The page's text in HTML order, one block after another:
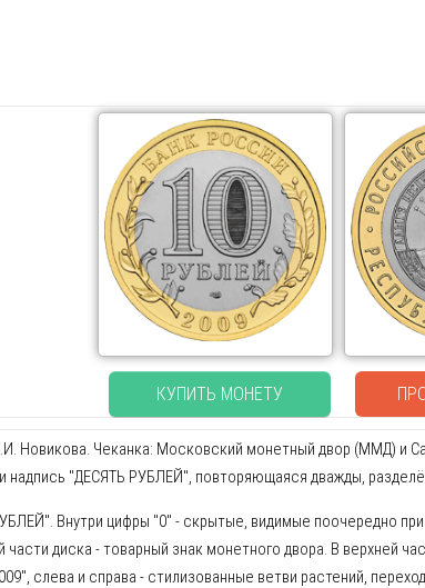
КУПИТЬ МОНЕТУ
Новикова. Чеканка: Московский монетный двор (ММД) и
"ДЕСЯТЬ РУБЛЕЙ", повторяющаяся дважды,
Внутри цифры "0" - скрытые, видимые поочередно при
диска - товарный знак монетного двора. В верхней
слева и справа - стилизованные ветви растений,